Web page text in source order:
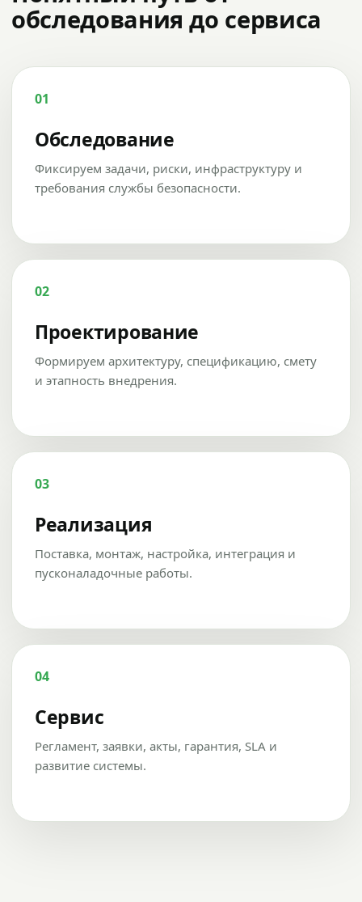
обследования до сервиса
01
Обследование
Фиксируем задачи, риски, инфраструктуру и
требования службы безопасности.
02
Проектирование
Формируем архитектуру, спецификацию, смету
и этапность внедрения.
03
Реализация
Поставка, монтаж, настройка, интеграция и
пусконаладочные работы.
04
Сервис
Регламент, заявки, акты, гарантия, SLA и
развитие системы.